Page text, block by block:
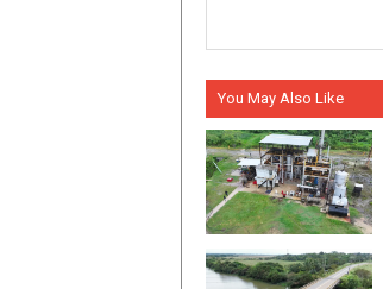
You May Also Like